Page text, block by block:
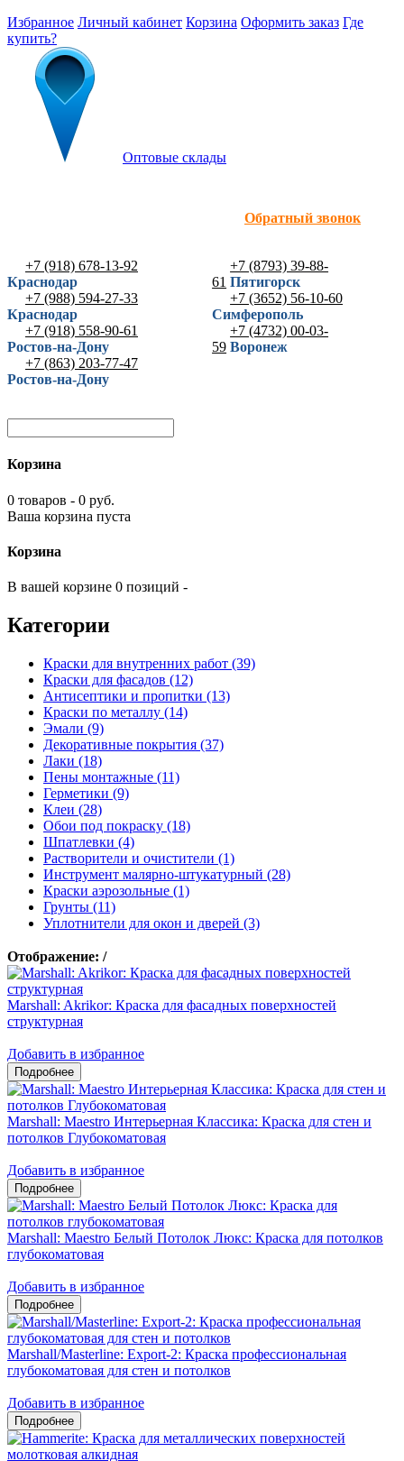
Избранное Личный кабинет Корзина Оформить заказ Где
купить?
Оптовые склады
Обратный звонок
+7 (918) 678-13-92
Краснодар
+7 (988) 594-27-33
Краснодар
+7 (918) 558-90-61
Ростов-на-Дону
+7 (863) 203-77-47
Ростов-на-Дону
+7 (8793) 39-88-
61 Пятигорск
+7 (3652) 56-10-60
Симферополь
+7 (4732) 00-03-
59 Воронеж
Корзина
0 товаров - 0 руб.
Ваша корзина пуста
Корзина
В вашей корзине 0 позиций -
Категории
Краски для внутренних работ (39)
Краски для фасадов (12)
Антисептики и пропитки (13)
Краски по металлу (14)
Эмали (9)
Декоративные покрытия (37)
Лаки (18)
Пены монтажные (11)
Герметики (9)
Клеи (28)
Обои под покраску (18)
Шпатлевки (4)
Растворители и очистители (1)
Инструмент малярно-штукатурный (28)
Краски аэрозольные (1)
Грунты (11)
Уплотнители для окон и дверей (3)
Отображение: /
Marshall: Akrikor: Краска для фасадных поверхностей
структурная
Добавить в избранное
Marshall: Maestro Интерьерная Классика: Краска для стен и
потолков Глубокоматовая
Добавить в избранное
Marshall: Maestro Белый Потолок Люкс: Краска для потолков
глубокоматовая
Добавить в избранное
Marshall/Masterline: Export-2: Краска профессиональная
глубокоматовая для стен и потолков
Добавить в избранное